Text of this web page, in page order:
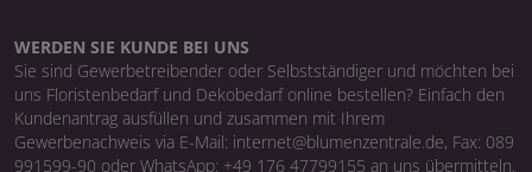
WERDEN SIE KUNDE BEI UNS
Sie sind Gewerbetreibender oder Selbstständiger und möchten bei
uns Floristenbedarf und Dekobedarf online bestellen? Einfach den
Kundenantrag ausfüllen und zusammen mit Ihrem
Gewerbenachweis via E-Mail: internet@blumenzentrale.de, Fax: 089
991599-90 oder WhatsApp: +49 176 47799155 an uns übermitteln.